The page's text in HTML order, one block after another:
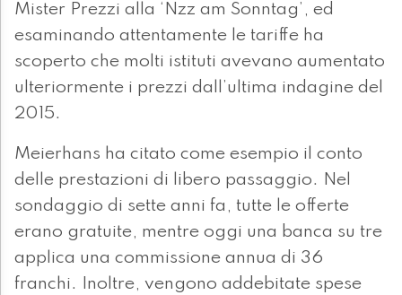
Mister Prezzi alla ‘Nzz am Sonntag’, ed
esaminando attentamente le tariffe ha
scoperto che molti istituti avevano aumentato
ulteriormente i prezzi dall’ultima indagine del
2015.
Meierhans ha citato come esempio il conto
delle prestazioni di libero passaggio. Nel
sondaggio di sette anni fa, tutte le offerte
erano gratuite, mentre oggi una banca su tre
applica una commissione annua di 36
franchi. Inoltre, vengono addebitate spese